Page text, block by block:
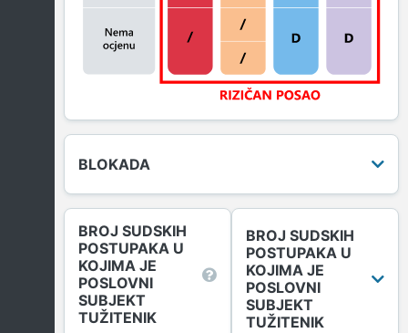
BLOKADA
BROJ SUDSKIH
POSTUPAKA U
KOJIMA JE
POSLOVNI
SUBJEKT
TUŽITENIK
BROJ SUDSKIH
POSTUPAKA U
KOJIMA JE
POSLOVNI
SUBJEKT
TUŽITENIK